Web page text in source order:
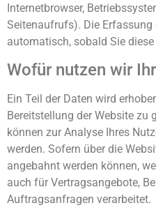
Internetbrowser,
Seitenaufrufs). Die
automatisch, sobald Sie
Wofür nutzen wir
Ein Teil der Daten wird
Bereitstellung der Website zu
können zur Analyse Ihres
werden. Sofern über die
angebahnt werden können,
auch für Vertragsangebote,
Auftragsanfragen verarbeitet.